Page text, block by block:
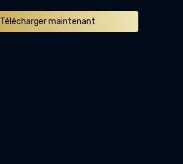
Télécharger maintenant